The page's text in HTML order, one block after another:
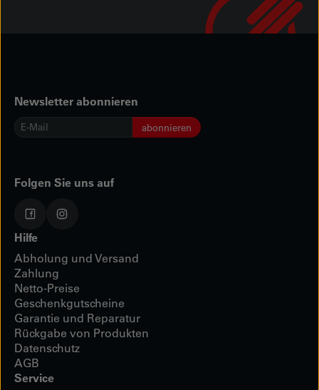
Newsletter abonnieren
E-
abonnieren
Folgen Sie uns auf
Hilfe
Abholung und Versand
Zahlung
Netto-Preise
Geschenkgutscheine
Garantie und Reparatur
Rückgabe von Produkten
Datenschutz
AGB
Service